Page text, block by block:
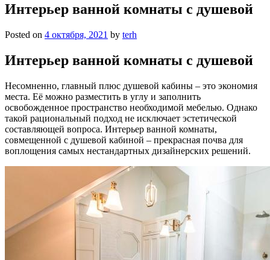
Интерьер ванной комнаты с душевой
Posted on 4 октября, 2021 by terh
Интерьер ванной комнаты с душевой
Несомненно, главный плюс душевой кабины – это экономия
места. Её можно разместить в углу и заполнить
освобожденное пространство необходимой мебелью. Однако
такой рациональный подход не исключает эстетической
составляющей вопроса. Интерьер ванной комнаты,
совмещенной с душевой кабиной – прекрасная почва для
воплощения самых нестандартных дизайнерских решений.